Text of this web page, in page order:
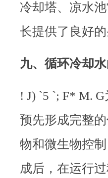
冷却塔、凉水
长提供了良好
九、循环冷却
! J) `5 `; F* M.
预先形成完整
物和微生物控
成后，在运行